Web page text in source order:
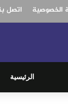
الخصوصية اتصل
الرئيسية